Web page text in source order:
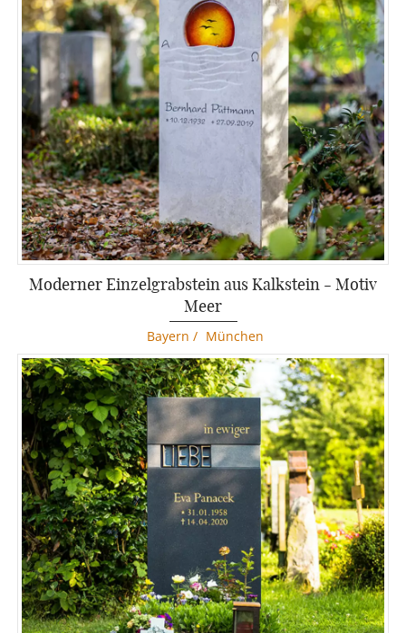
Moderner Einzelgrabstein aus Kalkstein - Motiv
Meer
Bayern / München